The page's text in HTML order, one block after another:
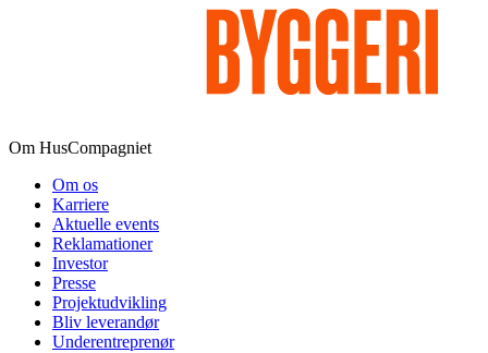
Om HusCompagniet
Om os
Karriere
Aktuelle events
Reklamationer
Investor
Presse
Projektudvikling
Bliv leverandør
Underentreprenør